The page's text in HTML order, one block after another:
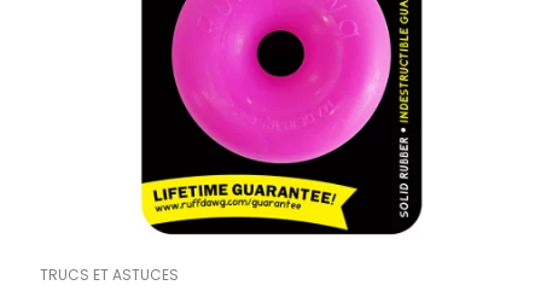
TRUCS ET ASTUCES